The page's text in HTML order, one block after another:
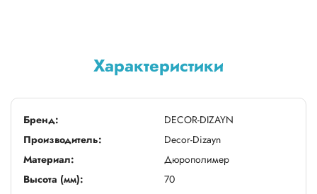
Характеристики
Бренд:
DECOR-DIZAYN
Производитель:
Decor-Dizayn
Материал:
Дюрополимер
Высота (мм):
70